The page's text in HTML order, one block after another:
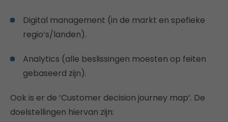
Digital management (in de markt en spefieke
regio’s/landen).
Analytics (alle beslissingen moesten op feiten
gebaseerd zijn).
Ook is er de ‘Customer decision journey map’. De
doelstellingen hiervan zijn: